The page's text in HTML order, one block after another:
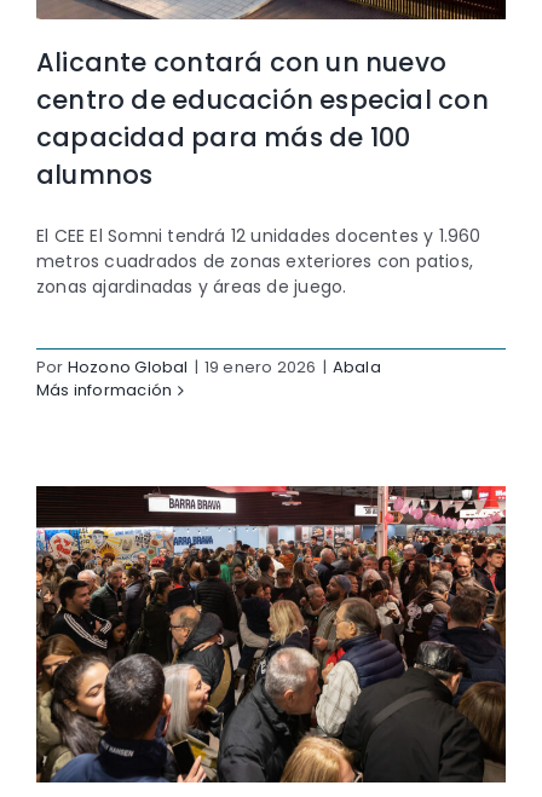
Alicante contará con un nuevo
centro de educación especial con
capacidad para más de 100
alumnos
El CEE El Somni tendrá 12 unidades docentes y 1.960
metros cuadrados de zonas exteriores con patios,
zonas ajardinadas y áreas de juego.
Por Hozono Global | 19 enero 2026 | Abala
Más información